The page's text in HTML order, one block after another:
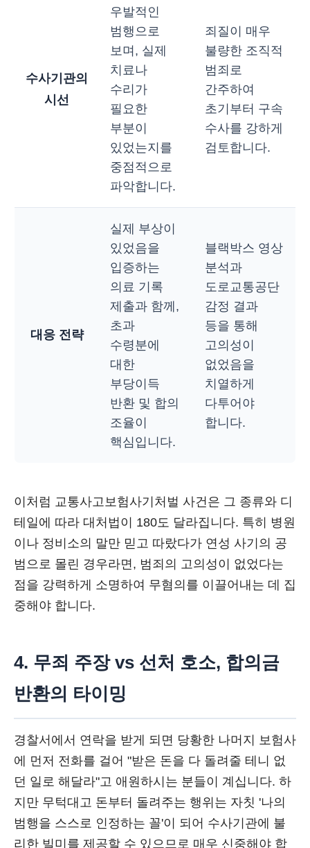
수사기관의
시선
우발적인
범행으로
보며, 실제
치료나
수리가
필요한
부분이
있었는지를
중점적으로
파악합니다.
죄질이 매우
불량한 조직적
범죄로
간주하여
초기부터 구속
수사를 강하게
검토합니다.
대응 전략
실제 부상이
있었음을
입증하는
의료 기록
제출과 함께,
초과
수령분에
대한
부당이득
반환 및 합의
조율이
핵심입니다.
블랙박스 영상
분석과
도로교통공단
감정 결과
등을 통해
고의성이
없었음을
치열하게
다투어야
합니다.
이처럼 교통사고보험사기처벌 사건은 그 종류와 디
테일에 따라 대처법이 180도 달라집니다. 특히 병원
이나 정비소의 말만 믿고 따랐다가 연성 사기의 공
범으로 몰린 경우라면, 범죄의 고의성이 없었다는
점을 강력하게 소명하여 무혐의를 이끌어내는 데 집
중해야 합니다.
4. 무죄 주장 vs 선처 호소, 합의금
반환의 타이밍
경찰서에서 연락을 받게 되면 당황한 나머지 보험사
에 먼저 전화를 걸어 "받은 돈을 다 돌려줄 테니 없
던 일로 해달라"고 애원하시는 분들이 계십니다. 하
지만 무턱대고 돈부터 돌려주는 행위는 자칫 '나의
범행을 스스로 인정하는 꼴'이 되어 수사기관에 불
리한 빌미를 제공할 수 있으므로 매우 신중해야 합